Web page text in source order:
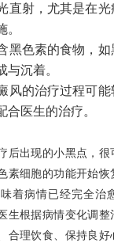
直射，尤其是在
。
黑色素的食物，如
与沉着。
风的治疗过程可
合医生的治疗。
后出现的小黑点，
素细胞的功能开始
着病情已经完全治
生根据病情变化调
合理饮食、保持良